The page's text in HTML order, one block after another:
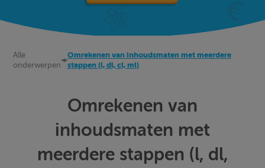
Alle
onderwerpen
Omrekenen van inhoudsmaten met meerdere
stappen (l, dl, cl, ml)
Omrekenen van
inhoudsmaten met
meerdere stappen (l, dl,